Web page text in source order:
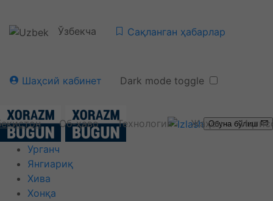
Ўзбекча Сақланган ҳабарлар
Шаҳсий кабинет Dark mode toggle
Об-ҳаво Технология ЖаҳонОбуна бўлиш
Урганч
Янгиариқ
Хива
Хонқа